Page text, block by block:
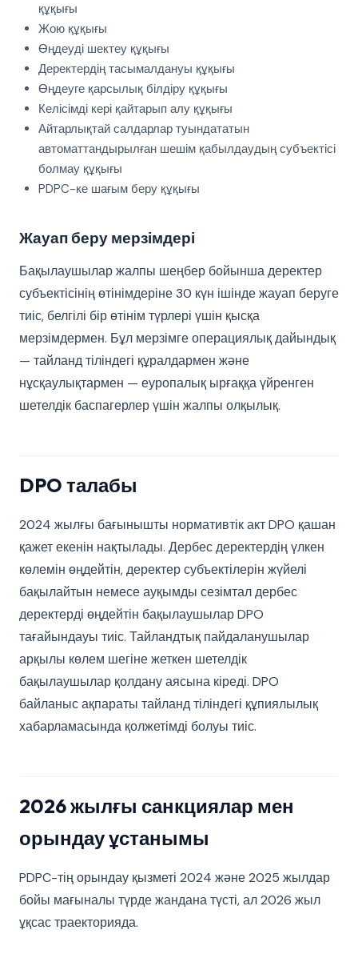
құқығы
Жою құқығы
Өңдеуді шектеу құқығы
Деректердің тасымалдануы құқығы
Өңдеуге қарсылық білдіру құқығы
Келісімді кері қайтарып алу құқығы
Айтарлықтай салдарлар туындататын
автоматтандырылған шешім қабылдаудың субъектісі
болмау құқығы
PDPC-ке шағым беру құқығы
Жауап беру мерзімдері
Бақылаушылар жалпы шеңбер бойынша деректер
субъектісінің өтінімдеріне 30 күн ішінде жауап беруге
тиіс, белгілі бір өтінім түрлері үшін қысқа
мерзімдермен. Бұл мерзімге операциялық дайындық
— тайланд тіліндегі құралдармен және
нұсқаулықтармен — еуропалық ырғаққа үйренген
шетелдік баспагерлер үшін жалпы олқылық.
DPO талабы
2024 жылғы бағынышты нормативтік акт DPO қашан
қажет екенін нақтылады. Дербес деректердің үлкен
көлемін өңдейтін, деректер субъектілерін жүйелі
бақылайтын немесе ауқымды сезімтал дербес
деректерді өңдейтін бақылаушылар DPO
тағайындауы тиіс. Тайландтық пайдаланушылар
арқылы көлем шегіне жеткен шетелдік
бақылаушылар қолдану аясына кіреді. DPO
байланыс ақпараты тайланд тіліндегі құпиялылық
хабарламасында қолжетімді болуы тиіс.
2026 жылғы санкциялар мен
орындау ұстанымы
PDPC-тің орындау қызметі 2024 және 2025 жылдар
бойы мағыналы түрде жандана түсті, ал 2026 жыл
ұқсас траекторияда.